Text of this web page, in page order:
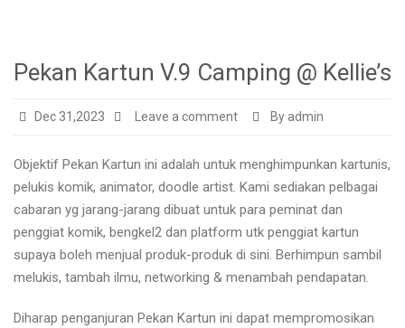
Pekan Kartun V.9 Camping @ Kellie’s
Dec 31,2023 Leave a comment By admin
Objektif Pekan Kartun ini adalah untuk menghimpunkan kartunis,
pelukis komik, animator, doodle artist. Kami sediakan pelbagai
cabaran yg jarang-jarang dibuat untuk para peminat dan
penggiat komik, bengkel2 dan platform utk penggiat kartun
supaya boleh menjual produk-produk di sini. Berhimpun sambil
melukis, tambah ilmu, networking & menambah pendapatan.
Diharap penganjuran Pekan Kartun ini dapat mempromosikan